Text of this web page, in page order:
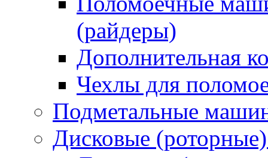
(райдеры)
Дополнительная
Чехлы для
Подметальные
Дисковые